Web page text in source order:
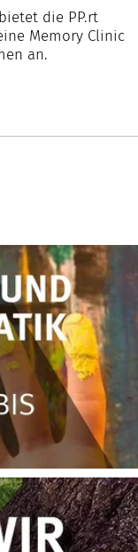
die PP.rt
Memory Clinic
an.